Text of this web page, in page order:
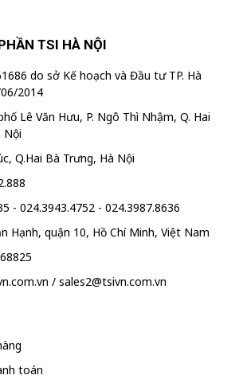
TSI HÀ NỘI
do sở Kế hoạch và Đầu tư TP. Hà
2014
Lê Văn Hưu, P. Ngô Thì Nhậm, Q. Hai
Nội
Q.Hai Bà Trưng, Hà Nội
- 024.3943.4752 - 024.3987.8636
Hạnh, quận 10, Hồ Chí Minh, Việt Nam
/ sales2@tsivn.com.vn
toán